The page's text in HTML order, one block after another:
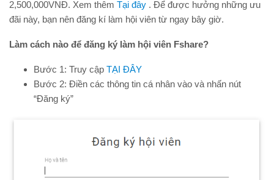
2,500,000VNĐ. Xem thêm Tại đây . Để được hưởng những ưu
đãi này, bạn nên đăng kí làm hội viên từ ngay bây giờ.
Làm cách nào để đăng ký làm hội viên Fshare?
Bước 1: Truy cập TẠI ĐÂY
Bước 2: Điền các thông tin cá nhân vào và nhấn nút
“Đăng ký”